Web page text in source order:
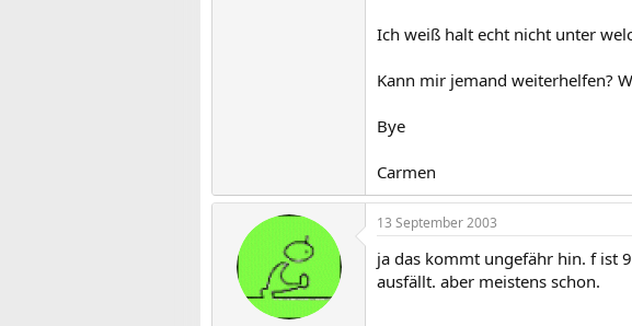
Ich weiß halt echt nicht unter
Kann mir jemand weiterhelfen?
Bye
Carmen
13 September 2003
ja das kommt ungefähr hin. f ist
ausfällt. aber meistens schon.